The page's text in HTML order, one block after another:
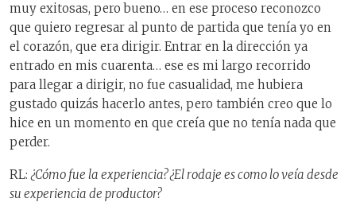
muy exitosas, pero bueno… en ese proceso reconozco
que quiero regresar al punto de partida que tenía yo en
el corazón, que era dirigir. Entrar en la dirección ya
entrado en mis cuarenta… ese es mi largo recorrido
para llegar a dirigir, no fue casualidad, me hubiera
gustado quizás hacerlo antes, pero también creo que lo
hice en un momento en que creía que no tenía nada que
perder.
RL:¿Cómo fue la experiencia? ¿El rodaje es como lo veía desde
su experiencia de productor?